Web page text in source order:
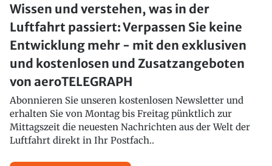
Wissen und verstehen, was in der
Luftfahrt passiert: Verpassen Sie keine
Entwicklung mehr - mit den exklusiven
und kostenlosen und Zusatzangeboten
von aeroTELEGRAPH
Abonnieren Sie unseren kostenlosen Newsletter und
erhalten Sie von Montag bis Freitag pünktlich zur
Mittagszeit die neuesten Nachrichten aus der Welt der
Luftfahrt direkt in Ihr Postfach..